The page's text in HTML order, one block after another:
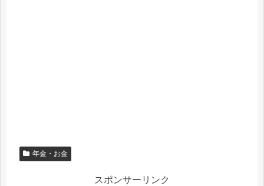
年金・お金
スポンサーリンク